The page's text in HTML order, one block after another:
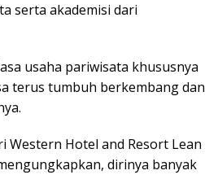
serta akademisi dari
usaha pariwisata khususnya
terus tumbuh berkembang dan
Western Hotel and Resort Lean
dirinya banyak